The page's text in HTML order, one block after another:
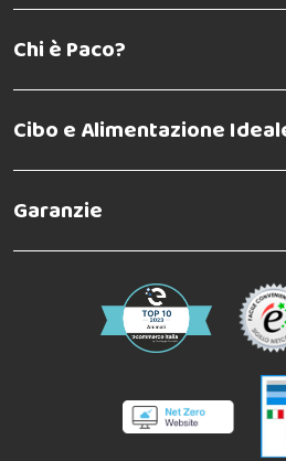
Chi è Paco?
Cibo e Alimentazione
Garanzie